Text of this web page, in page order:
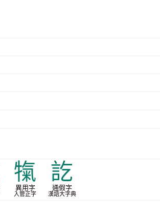
犔
異用字
入管正字
訖
通假字
漢語大字典